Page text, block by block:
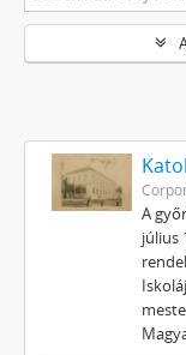
A
július